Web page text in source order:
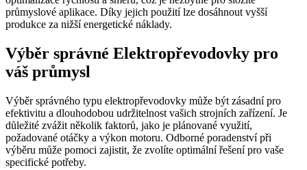
průmyslové aplikace. Díky jejich použití lze dosáhnout vyšší
produkce za nižší energetické náklady.
Výběr správné Elektropřevodovky pro
váš průmysl
Výběr správného typu elektropřevodovky může být zásadní pro
efektivitu a dlouhodobou udržitelnost vašich strojních zařízení. Je
důležité zvážit několik faktorů, jako je plánované využití,
požadované otáčky a výkon motoru. Odborné poradenství při
výběru může pomoci zajistit, že zvolíte optimální řešení pro vaše
specifické potřeby.